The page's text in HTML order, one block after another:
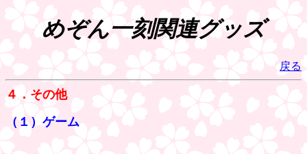
めぞん一刻関連グッズ
戻る
４．その他
（１）ゲーム